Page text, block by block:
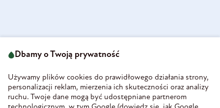
58-160 Świebodzice
REGON 890213034
INFORMACJE
Dbamy o Twoją prywatność
Używamy plików cookies do prawidłowego działania strony,
personalizacji reklam, mierzenia ich skuteczności oraz analizy
ruchu. Twoje dane mogą być udostępniane partnerom